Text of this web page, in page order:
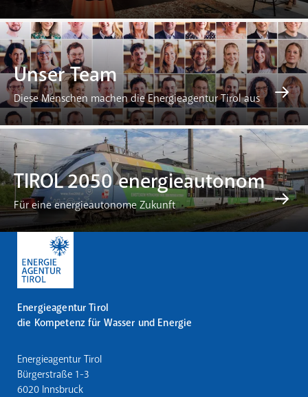
Unser Team
Diese Menschen machen die Energieagentur Tirol aus
TIROL 2050 energieautonom
Für eine energieautonome Zukunft
Energieagentur Tirol
die Kompetenz für Wasser und Energie
Energieagentur Tirol
Bürgerstraße 1-3
6020 Innsbruck